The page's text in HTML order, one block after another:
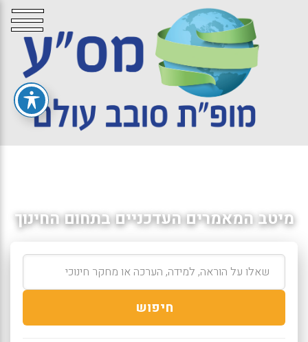
מיטב המאמרים העדכניים בתחום החינוך
חיפוש